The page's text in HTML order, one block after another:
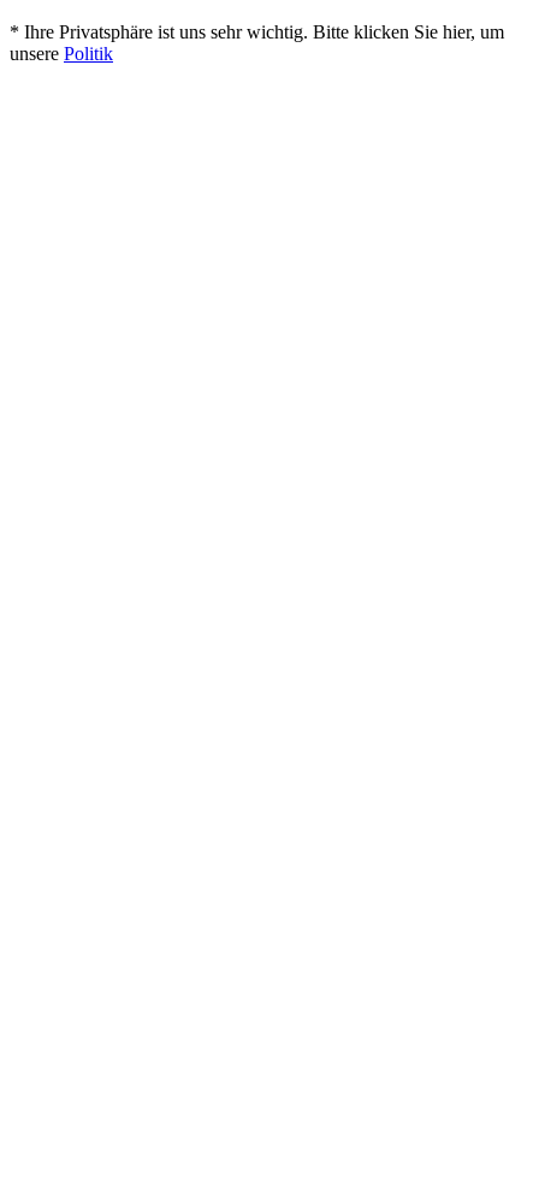
* Ihre Privatsphäre ist uns sehr wichtig. Bitte klicken Sie hier, um
unsere Politik